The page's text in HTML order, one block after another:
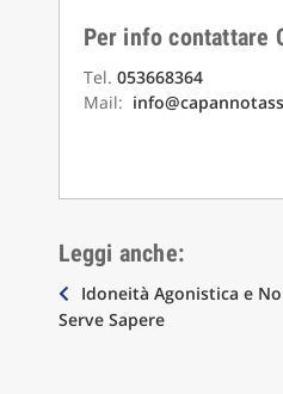
Per info contattare
Tel. 053668364
Mail:
Leggi anche:
Navigazione
articoli
Idoneità Agonistica e
Serve Sapere